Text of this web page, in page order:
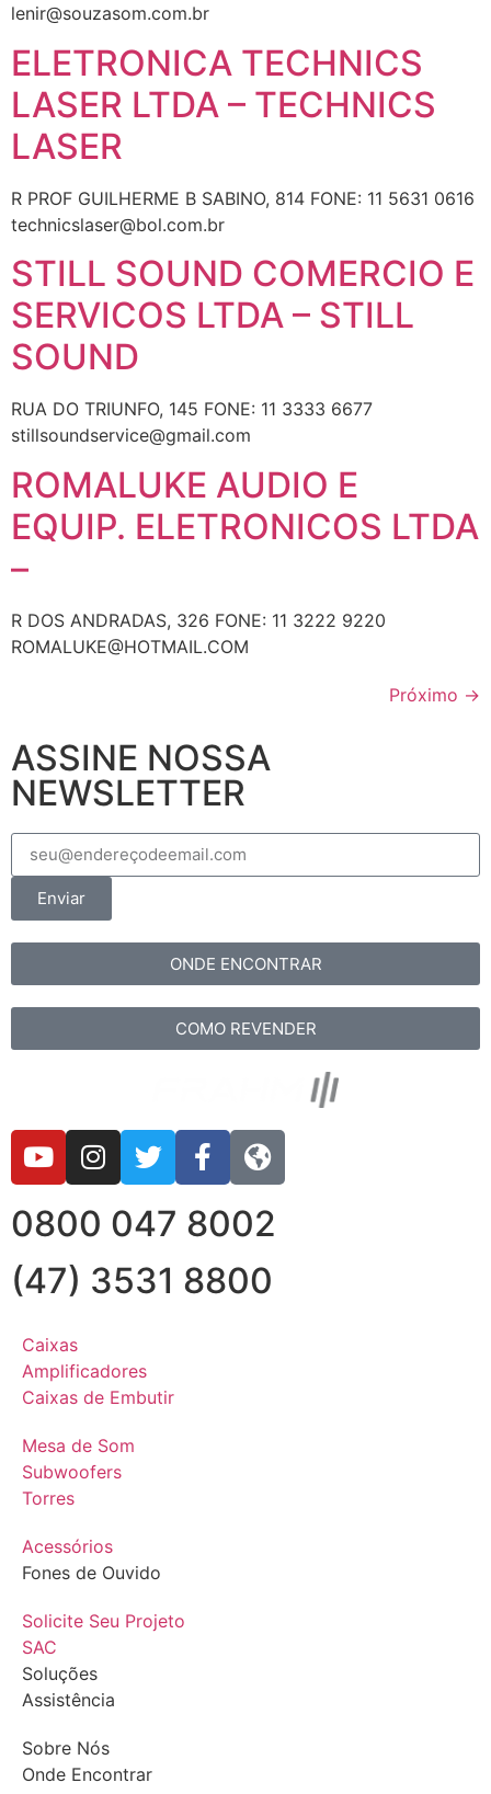
lenir@souzasom.com.br
ELETRONICA TECHNICS
LASER LTDA – TECHNICS
LASER
R PROF GUILHERME B SABINO, 814 FONE: 11 5631 0616
technicslaser@bol.com.br
STILL SOUND COMERCIO E
SERVICOS LTDA – STILL
SOUND
RUA DO TRIUNFO, 145 FONE: 11 3333 6677
stillsoundservice@gmail.com
ROMALUKE AUDIO E
EQUIP. ELETRONICOS LTDA
–
R DOS ANDRADAS, 326 FONE: 11 3222 9220
ROMALUKE@HOTMAIL.COM
Próximo →
ASSINE NOSSA
NEWSLETTER
Enviar
ONDE ENCONTRAR
COMO REVENDER
0800 047 8002
(47) 3531 8800
Caixas
Amplificadores
Caixas de Embutir
Mesa de Som
Subwoofers
Torres
Acessórios
Fones de Ouvido
Solicite Seu Projeto
SAC
Soluções
Assistência
Sobre Nós
Onde Encontrar